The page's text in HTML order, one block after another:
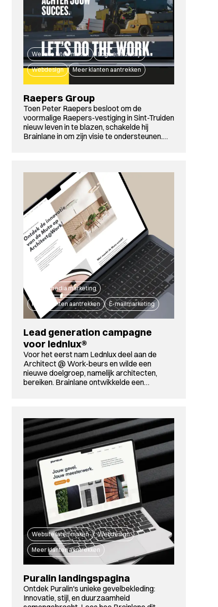
Website laten maken Logo en huisstijl
Webdesign Meer klanten aantrekken
Raepers Group
Toen Peter Raepers besloot om de
voormalige Raepers-vestiging in Sint-Truiden
nieuw leven in te blazen, schakelde hij
Brainlane in om zijn visie te ondersteunen.…
Social media marketing
Meer klanten aantrekken E-mailmarketing
Lead generation campagne
voor lednlux®
Voor het eerst nam Lednlux deel aan de
Architect @ Work-beurs en wilde een
nieuwe doelgroep, namelijk architecten,
bereiken. Brainlane ontwikkelde een…
Website laten maken Webdesign
Meer klanten aantrekken
Puralin landingspagina
Ontdek Puralin's unieke gevelbekleding:
Innovatie, stijl, en duurzaamheid